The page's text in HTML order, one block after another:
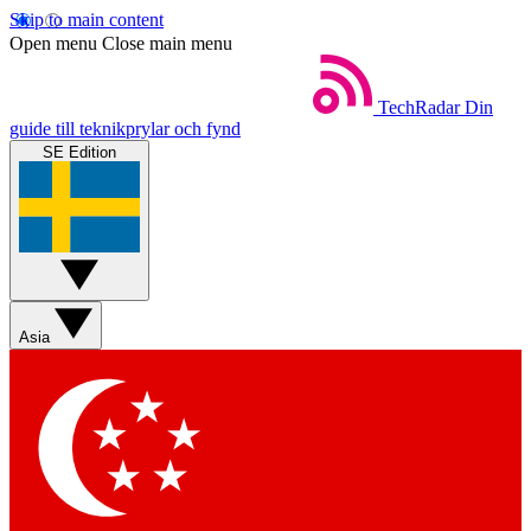
Skip to main content
Open menu Close main menu
TechRadar Din
guide till teknikprylar och fynd
SE Edition
Asia